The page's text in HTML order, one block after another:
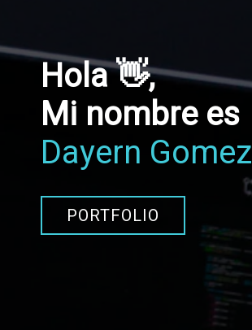
Hola 👋,
Mi nombre es
Dayern Gomez
PORTFOLIO